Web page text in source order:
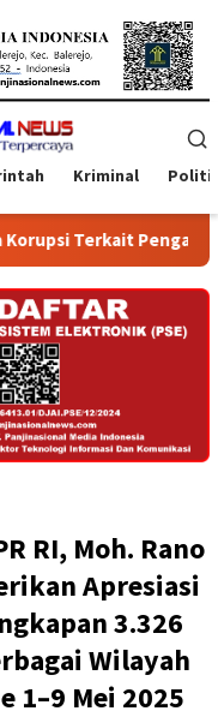
Kriminal
Pengadaan Digitalisasi
RI, Moh. Rano
Apresiasi
3.326
Wilayah
1–9 Mei 2025